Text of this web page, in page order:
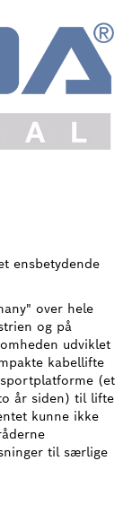
ensbetydende
over hele
og på
udviklet
kabellifte
(et
år siden) til lifte
kunne ikke
til særlige